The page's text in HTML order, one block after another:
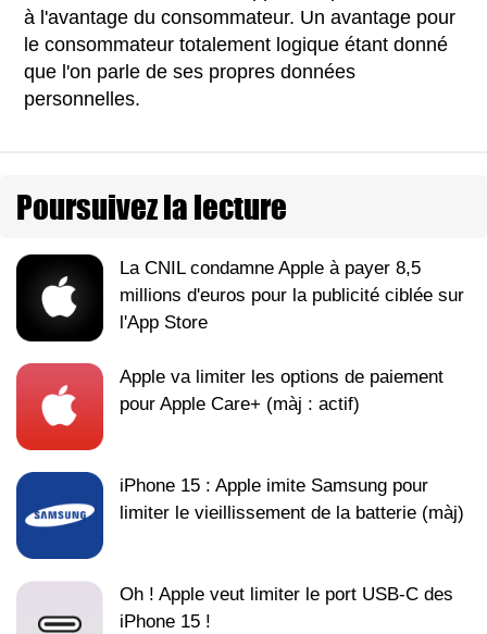
à l'avantage du consommateur. Un avantage pour
le consommateur totalement logique étant donné
que l'on parle de ses propres données
personnelles.
Poursuivez la lecture
La CNIL condamne Apple à payer 8,5
millions d'euros pour la publicité ciblée sur
l'App Store
Apple va limiter les options de paiement
pour Apple Care+ (màj : actif)
iPhone 15 : Apple imite Samsung pour
limiter le vieillissement de la batterie (màj)
Oh ! Apple veut limiter le port USB-C des
iPhone 15 !